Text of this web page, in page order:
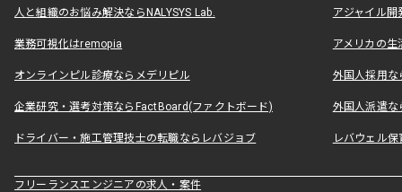
人と組織のお悩み解決ならNALYSYS Lab. アジャイル
業務可視化はremopia アメリカの
オンラインピル診療ならメデリピル 外国人採用
企業研究・選考対策ならFactBoard(ファクトボード) 外国人派遣な
ドライバー・施工管理技士の転職ならレバジョブ レバウェル
フリーランスエンジニアの求人・案件